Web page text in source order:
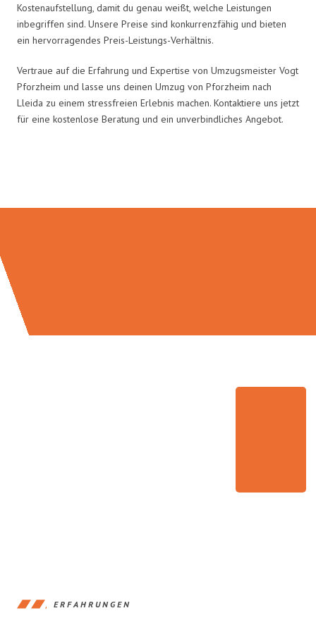
Kostenaufstellung, damit du genau weißt, welche Leistungen
inbegriffen sind. Unsere Preise sind konkurrenzfähig und bieten
ein hervorragendes Preis-Leistungs-Verhältnis.
Vertraue auf die Erfahrung und Expertise von Umzugsmeister Vogt
Pforzheim und lasse uns deinen Umzug von Pforzheim nach
Lleida zu einem stressfreien Erlebnis machen. Kontaktiere uns jetzt
für eine kostenlose Beratung und ein unverbindliches Angebot.
ERFAHRUNGEN